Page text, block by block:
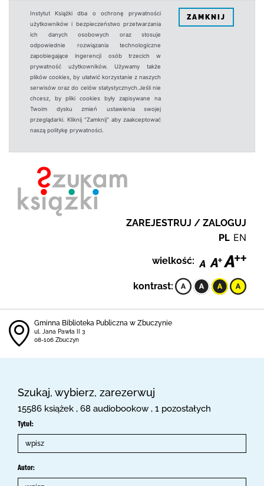
Instytut Książki dba o ochronę prywatności
użytkowników i bezpieczeństwo przetwarzania
ich danych osobowych oraz stosuje
odpowiednie rozwiązania technologiczne
zapobiegające ingerencji osób trzecich w
prywatność użytkowników. Używamy także
plików cookies, by ułatwić korzystanie z naszych
serwisów oraz do celów statystycznych.Jeśli nie
chcesz, by pliki cookies były zapisywane na
Twoim dysku zmień ustawienia swojej
przeglądarki. Kliknij "Zamknij" aby zaakceptować
naszą politykę prywatności.
ZAMKNIJ
ZAREJESTRUJ / ZALOGUJ
PL EN
wielkość:
kontrast:
Gminna Biblioteka Publiczna w Zbuczynie
ul. Jana Pawła II 3
08-106 Zbuczyn
Szukaj, wybierz, zarezerwuj
15586 książek , 68 audiobookow , 1 pozostałych
Tytuł:
Autor: